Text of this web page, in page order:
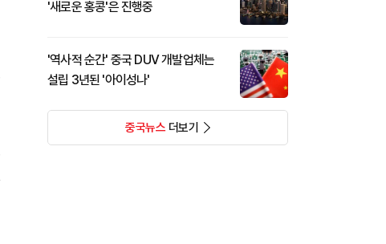
'새로운 홍콩'은 진행중
'역사적 순간' 중국 DUV 개발업체는
설립 3년된 '아이성나'
중국뉴스더보기